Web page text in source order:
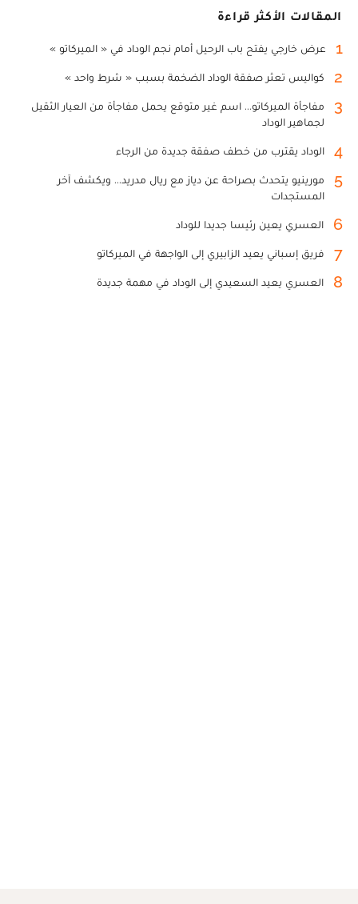
المقالات الأكثر قراءة
1 عرض خارجي يفتح باب الرحيل أمام نجم الوداد في « الميركاتو »
2 كواليس تعثر صفقة الوداد الضخمة بسبب « شرط واحد »
3
مفاجأة الميركاتو... اسم غير متوقع يحمل مفاجأة من العيار الثقيل
لجماهير الوداد
4 الوداد يقترب من خطف صفقة جديدة من الرجاء
5
مورينيو يتحدث بصراحة عن دياز مع ريال مدريد... ويكشف آخر
المستجدات
6 العسري يعين رئيسا جديدا للوداد
7 فريق إسباني يعيد الزابيري إلى الواجهة في الميركاتو
8 العسري يعيد السعيدي إلى الوداد في مهمة جديدة